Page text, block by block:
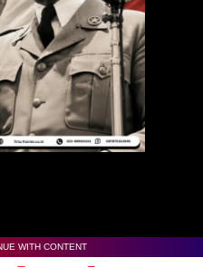
WITH CONTENT